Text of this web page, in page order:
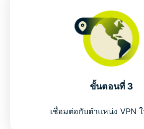
ขั้นตอนที่ 3
เชื่อมต่อกับตำแหน่ง VPN